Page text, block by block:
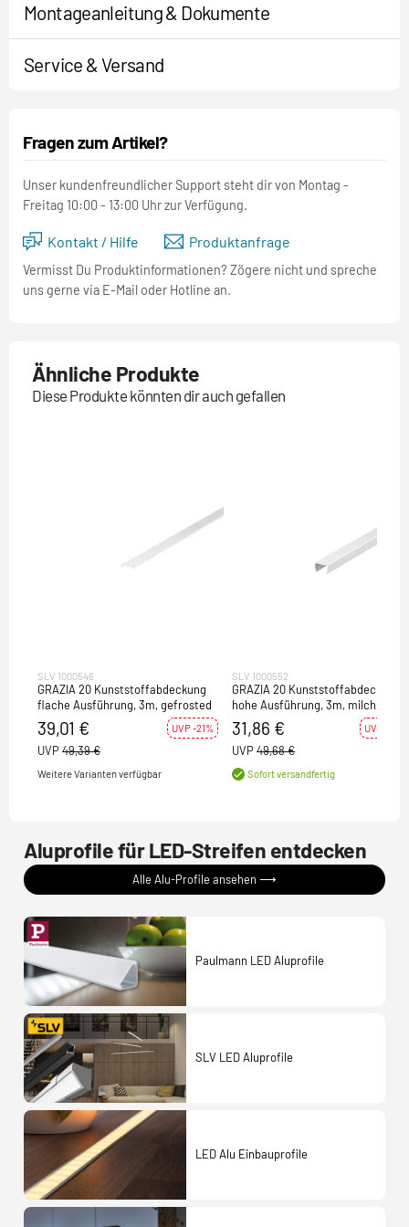
Montageanleitung & Dokumente
Service & Versand
Fragen zum Artikel?
Unser kundenfreundlicher Support steht dir von Montag -
Freitag 10:00 - 13:00 Uhr zur Verfügung.
Kontakt / Hilfe Produktanfrage
Vermisst Du Produktinformationen? Zögere nicht und spreche
uns gerne via E-Mail oder Hotline an.
Ähnliche Produkte
Diese Produkte könnten dir auch gefallen
SLV 1000546
GRAZIA 20 Kunststoffabdeckung
flache Ausführung, 3m, gefrosted
39,01 € UVP -21%
UVP 49,39 €
Weitere Varianten verfügbar
SLV 1000552
GRAZIA 20 Kunststoffabdeckung
hohe Ausführung, 3m, milchig
31,86 € UVP -36%
UVP 49,68 €
Sofort versandfertig
Aluprofile für LED-Streifen entdecken
Alle Alu-Profile ansehen ⟶
Paulmann LED Aluprofile
SLV LED Aluprofile
LED Alu Einbauprofile